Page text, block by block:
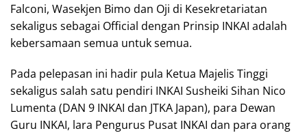
Falconi, Wasekjen Bimo dan Oji di Kesekretariatan
sekaligus sebagai Official dengan Prinsip INKAI adalah
kebersamaan semua untuk semua.
Pada pelepasan ini hadir pula Ketua Majelis Tinggi
sekaligus salah satu pendiri INKAI Susheiki Sihan Nico
Lumenta (DAN 9 INKAI dan JTKA Japan), para Dewan
Guru INKAI, lara Pengurus Pusat INKAI dan para orang